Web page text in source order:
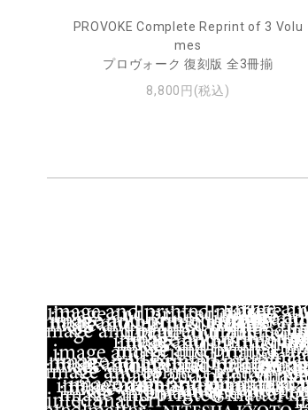
PROVOKE Complete Reprint of 3 Volu
mes
プロヴォーク 復刻版 全3冊揃
8,800円(税込)